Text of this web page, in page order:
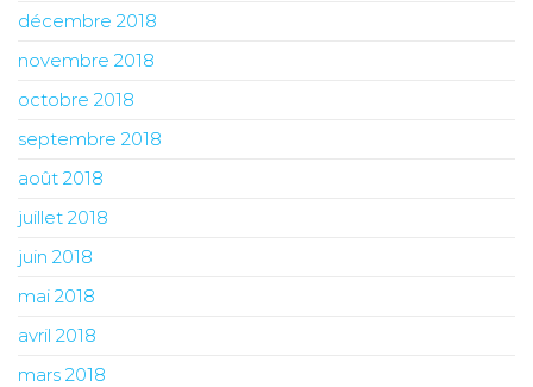
décembre 2018
novembre 2018
octobre 2018
septembre 2018
août 2018
juillet 2018
juin 2018
mai 2018
avril 2018
mars 2018